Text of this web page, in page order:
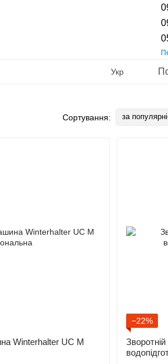
Укр
Сортування: за
Winterhalter UC M
−22%